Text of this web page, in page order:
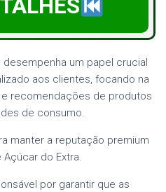
desempenha um papel crucial
aos clientes, focando na
recomendações de produtos
de consumo.
manter a reputação premium
do Extra.
por garantir que as